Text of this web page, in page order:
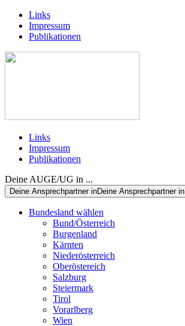
Links
Impressum
Publikationen
Links
Impressum
Publikationen
Deine AUGE/UG in ...
Deine Ansprechpartner inDeine Ansprechpartner in
Bundesland wählen
Bund/Österreich
Burgenland
Kärnten
Niederösterreich
Oberöstereich
Salzburg
Steiermark
Tirol
Vorarlberg
Wien